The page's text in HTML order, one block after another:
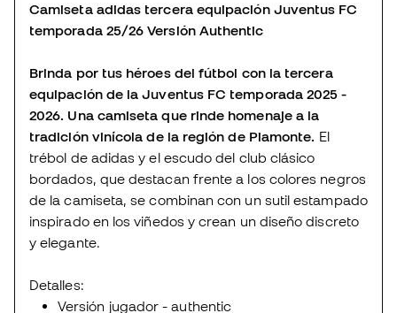
Camiseta adidas tercera equipación Juventus FC
temporada 25/26 Versión Authentic
Brinda por tus héroes del fútbol con la tercera
equipación de la Juventus FC temporada 2025 -
2026. Una camiseta que rinde homenaje a la
tradición vinícola de la región de Piamonte. El
trébol de adidas y el escudo del club clásico
bordados, que destacan frente a los colores negros
de la camiseta, se combinan con un sutil estampado
inspirado en los viñedos y crean un diseño discreto
y elegante.
Detalles:
Versión jugador - authentic